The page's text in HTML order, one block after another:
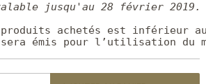
jusqu'au 28 février 2019.
achetés est inférieur
sera émis pour l’utilisation du